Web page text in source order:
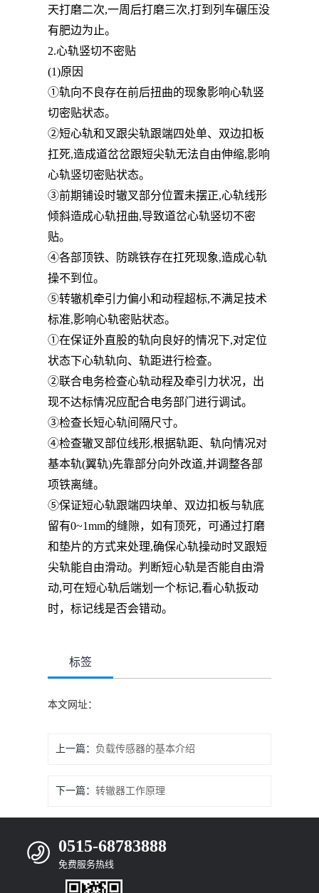
天打磨二次,一周后打磨三次,打到列车碾压没
有肥边为止。
2.心轨竖切不密贴
(1)原因
①轨向不良存在前后扭曲的现象影响心轨竖
切密贴状态。
②短心轨和叉跟尖轨跟端四处单、双边扣板
扛死,造成道岔岔跟短尖轨无法自由伸缩,影响
心轨竖切密贴状态。
③前期铺设时辙叉部分位置未摆正,心轨线形
倾斜造成心轨扭曲,导致道岔心轨竖切不密
贴。
④各部顶铁、防跳铁存在扛死现象,造成心轨
操不到位。
⑤转辙机牵引力偏小和动程超标,不满足技术
标准,影响心轨密贴状态。
①在保证外直股的轨向良好的情况下,对定位
状态下心轨轨向、轨距进行检查。
②联合电务检查心轨动程及牵引力状况，出
现不达标情况应配合电务部门进行调试。
③检查长短心轨间隔尺寸。
④检查辙叉部位线形,根据轨距、轨向情况对
基本轨(翼轨)先靠部分向外改道,并调整各部
项铁离缝。
⑤保证短心轨跟端四块单、双边扣板与轨底
留有0~1mm的缝隙，如有顶死，可通过打磨
和垫片的方式来处理,确保心轨操动时叉跟短
尖轨能自由滑动。判断短心轨是否能自由滑
动,可在短心轨后端划一个标记,看心轨扳动
时，标记线是否会错动。
标签
本文网址：
上一篇： 负载传感器的基本介绍
下一篇：转辙器工作原理
0515-68783888
免费服务热线